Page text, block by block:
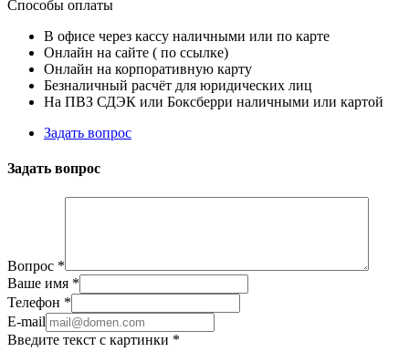
Способы оплаты
В офисе через кассу наличными или по карте
Онлайн на сайте ( по ссылке)
Онлайн на корпоративную карту
Безналичный расчёт для юридических лиц
На ПВЗ СДЭК или Боксберри наличными или картой
Задать вопрос
Задать вопрос
Вопрос *
Ваше имя *
Телефон *
E-mail
Введите текст с картинки *